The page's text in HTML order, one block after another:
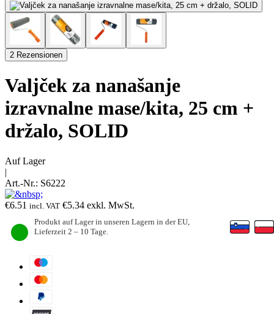
2 Rezensionen
Valjček za nanašanje
izravnalne mase/kita, 25 cm +
držalo, SOLID
Auf Lager
|
Art.-Nr.: S6222
€6.51 incl. VAT €5.34 exkl. MwSt.
Produkt auf Lager in unseren Lagern in der EU,
Lieferzeit 2 – 10 Tage.